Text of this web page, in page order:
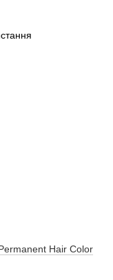
Hair Color